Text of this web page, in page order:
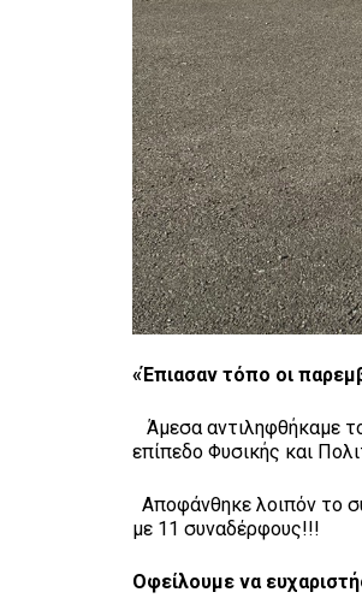
«Έπιασαν τόπο οι
Άμεσα αντιληφθήκαμε
επίπεδο Φυσικής και
Αποφάνθηκε λοιπόν το
με 11 συναδέρφους!!!
Οφείλουμε να